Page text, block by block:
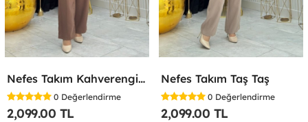
Nefes Takım Kahverengi Kahverengi
0 Değerlendirme
2,099.00 TL
Nefes Takım Taş Taş
0 Değerlendirme
2,099.00 TL